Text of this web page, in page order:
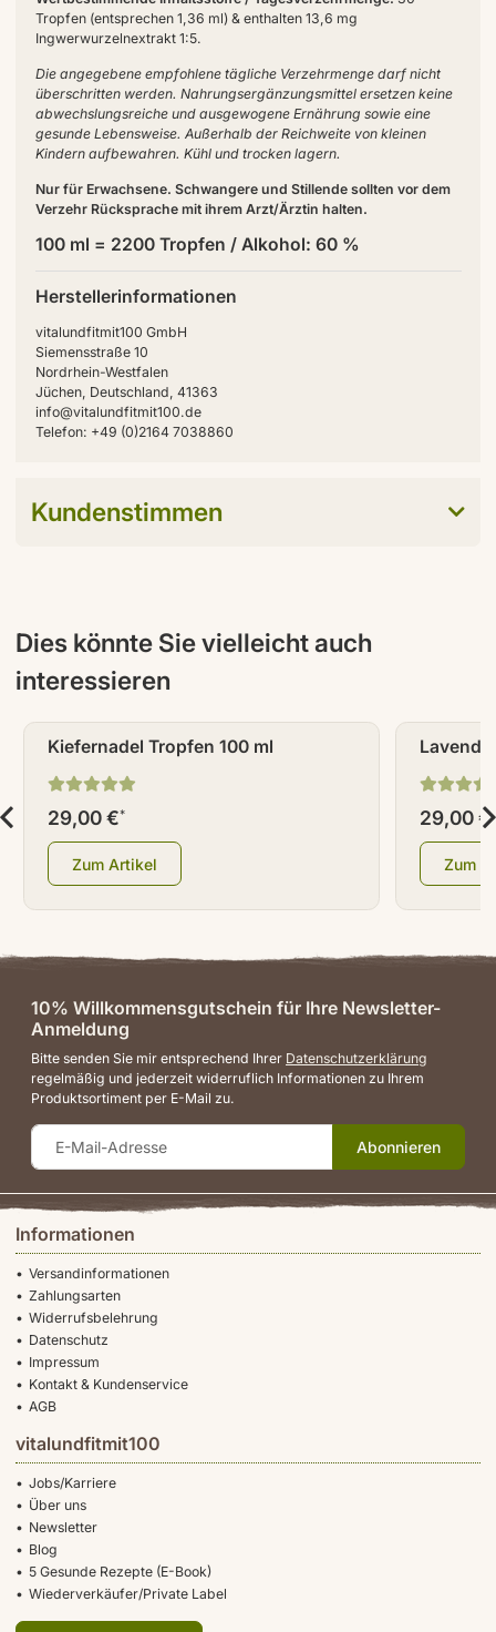
Tropfen (entsprechen 1,36 ml) & enthalten 13,6 mg
Ingwerwurzelnextrakt 1:5.
Die angegebene empfohlene tägliche Verzehrmenge darf nicht
überschritten werden. Nahrungsergänzungsmittel ersetzen keine
abwechslungsreiche und ausgewogene Ernährung sowie eine
gesunde Lebensweise. Außerhalb der Reichweite von kleinen
Kindern aufbewahren. Kühl und trocken lagern.
Nur für Erwachsene. Schwangere und Stillende sollten vor dem
Verzehr Rücksprache mit ihrem Arzt/Ärztin halten.
100 ml = 2200 Tropfen / Alkohol: 60 %
Herstellerinformationen
vitalundfitmit100 GmbH
Siemensstraße 10
Nordrhein-Westfalen
Jüchen, Deutschland, 41363
info@vitalundfitmit100.de
Telefon: +49 (0)2164 7038860
Kundenstimmen
Dies könnte Sie vielleicht auch
interessieren
Kiefernadel Tropfen 100 ml
29,00 €*
Zum Artikel
29,00 €*
Zum
Informationen
Versandinformationen
Zahlungsarten
Widerrufsbelehrung
Datenschutz
Impressum
Kontakt & Kundenservice
AGB
vitalundfitmit100
Jobs/Karriere
Über uns
Newsletter
Blog
5 Gesunde Rezepte (E-Book)
Wiederverkäufer/Private Label
10% Willkommensgutschein für Ihre Newsletter-
Anmeldung
Bitte senden Sie mir entsprechend Ihrer Datenschutzerklärung
regelmäßig und jederzeit widerruflich Informationen zu Ihrem
Produktsortiment per E-Mail zu.
Abonnieren